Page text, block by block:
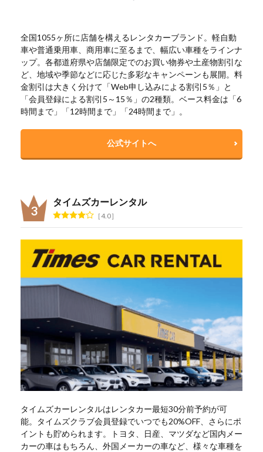
全国1055ヶ所に店舗を構えるレンタカーブランド。軽自動
車や普通乗用車、商用車に至るまで、幅広い車種をラインナ
ップ。各都道府県や店舗限定でのお買い物券や土産物割引な
ど、地域や季節などに応じた多彩なキャンペーンも展開。料
金割引は大きく分けて「Web申し込みによる割引5％」と
「会員登録による割引5～15％」の2種類。ベース料金は「6
時間まで」「12時間まで」「24時間まで」。
公式サイトへ
タイムズカーレンタル
4.0
タイムズカーレンタルはレンタカー最短30分前予約が可
能。タイムズクラブ会員登録でいつでも20%OFF、さらにポ
イントも貯められます。トヨタ、日産、マツダなど国内メー
カーの車はもちろん、外国メーカーの車など、様々な車種を